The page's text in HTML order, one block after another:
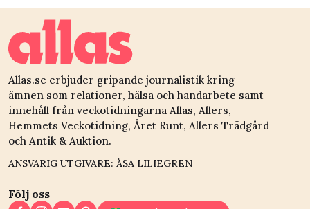
Allas.se erbjuder gripande journalistik kring
ämnen som relationer, hälsa och handarbete samt
innehåll från veckotidningarna Allas, Allers,
Hemmets Veckotidning, Året Runt, Allers Trädgård
och Antik & Auktion.
ANSVARIG UTGIVARE: ÅSA LILIEGREN
Följ oss